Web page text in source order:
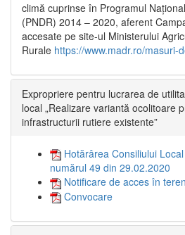
climă cuprinse în Programul
(PNDR) 2014 – 2020, aferent
accesate pe site-ul Ministerului
Rurale https://www.madr.ro/masuri-
Expropriere pentru lucrarea de
local „Realizare variantă ocolitoare
infrastructurii rutiere existente”
Hotărârea Consiliului
numărul 49 din 29.02.2020
Notificare de acces în teren
Convocare